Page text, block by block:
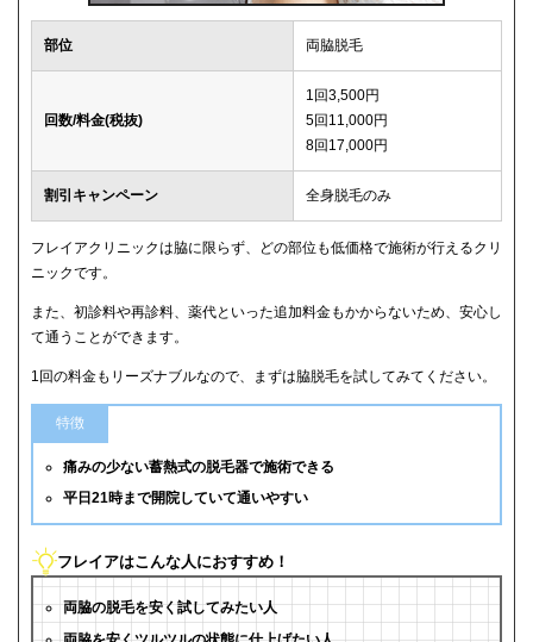
部位 両脇脱毛
回数/料金(税抜)
1回3,500円
5回11,000円
8回17,000円
割引キャンペーン 全身脱毛のみ
フレイアクリニックは脇に限らず、どの部位も低価格で施術が行えるクリ
ニックです。
また、初診料や再診料、薬代といった追加料金もかからないため、安心し
て通うことができます。
1回の料金もリーズナブルなので、まずは脇脱毛を試してみてください。
特徴
痛みの少ない蓄熱式の脱毛器で施術できる
平日21時まで開院していて通いやすい
フレイアはこんな人におすすめ！
両脇の脱毛を安く試してみたい人